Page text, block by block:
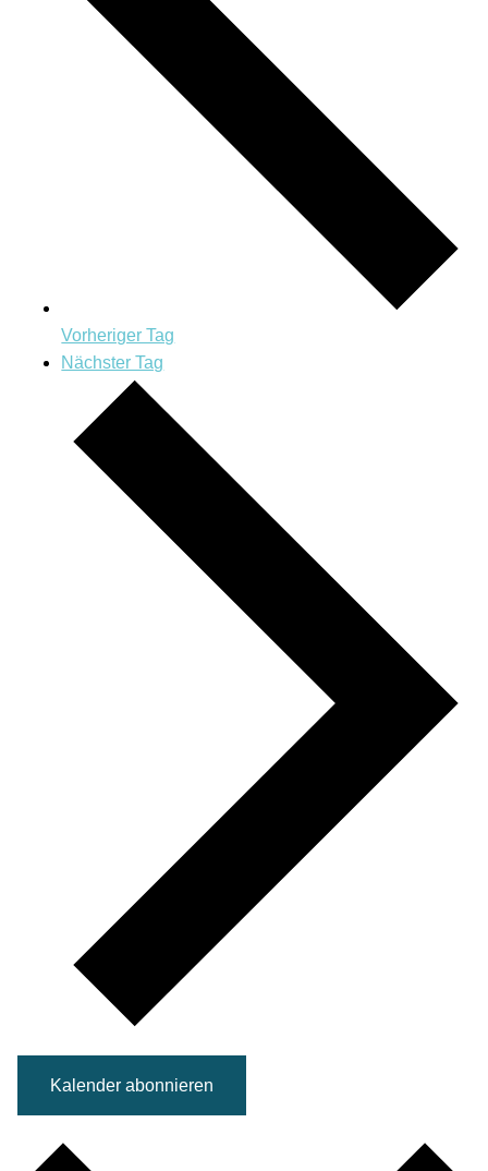
Vorheriger Tag
Nächster Tag
Kalender abonnieren